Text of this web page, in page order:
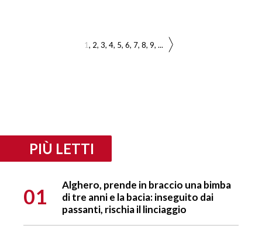
1 2 3 4 5 6 7 8 9 ...
PIÙ LETTI
01
Alghero, prende in braccio una bimba
di tre anni e la bacia: inseguito dai
passanti, rischia il linciaggio